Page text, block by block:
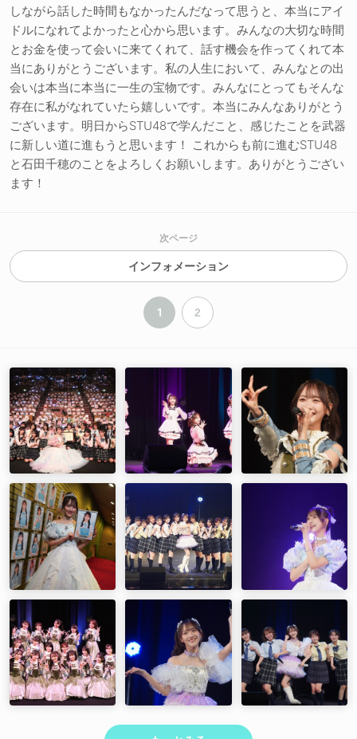
しながら話した時間もなかったんだなって思うと、本当にアイ
ドルになれてよかったと心から思います。みんなの大切な時間
とお金を使って会いに来てくれて、話す機会を作ってくれて本
当にありがとうございます。私の人生において、みんなとの出
会いは本当に本当に一生の宝物です。みんなにとってもそんな
存在に私がなれていたら嬉しいです。本当にみんなありがとう
ございます。明日からSTU48で学んだこと、感じたことを武器
に新しい道に進もうと思います！ これからも前に進むSTU48
と石田千穂のことをよろしくお願いします。ありがとうござい
ます！
次ページ
インフォメーション
1 2